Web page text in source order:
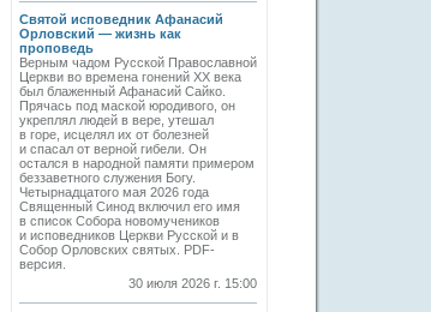
Святой исповедник Афанасий
Орловский — жизнь как
проповедь
Верным чадом Русской Православной
Церкви во времена гонений XX века
был блаженный Афанасий Сайко.
Прячась под маской юродивого, он
укреплял людей в вере, утешал
в горе, исцелял их от болезней
и спасал от верной гибели. Он
остался в народной памяти примером
беззаветного служения Богу.
Четырнадцатого мая 2026 года
Священный Синод включил его имя
в список Собора новомучеников
и исповедников Церкви Русской и в
Собор Орловских святых. PDF-
версия.
30 июля 2026 г. 15:00